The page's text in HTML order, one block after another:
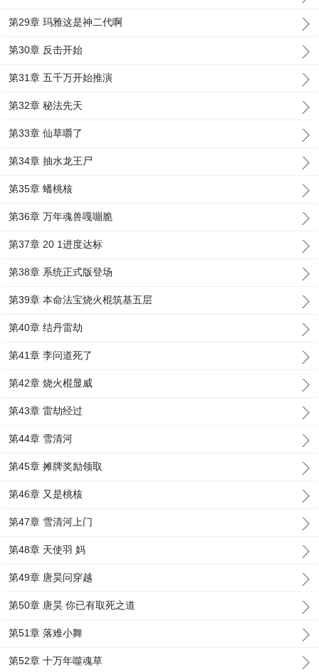
第29章 玛雅这是神二代啊
第30章 反击开始
第31章 五千万开始推演
第32章 秘法先天
第33章 仙草嚼了
第34章 抽水龙王尸
第35章 蟠桃核
第36章 万年魂兽嘎嘣脆
第37章 20 1进度达标
第38章 系统正式版登场
第39章 本命法宝烧火棍筑基五层
第40章 结丹雷劫
第41章 李问道死了
第42章 烧火棍显威
第43章 雷劫经过
第44章 雪清河
第45章 摊牌奖励领取
第46章 又是桃核
第47章 雪清河上门
第48章 天使羽 妈
第49章 唐昊问穿越
第50章 唐昊 你已有取死之道
第51章 落难小舞
第52章 十万年噬魂草